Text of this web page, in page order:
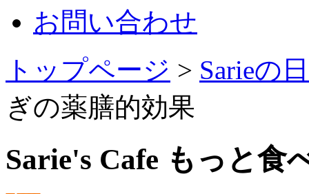
お問い合わせ
トップページ > Sarieの
ぎの薬膳的効果
Sarie's Cafe もっと食